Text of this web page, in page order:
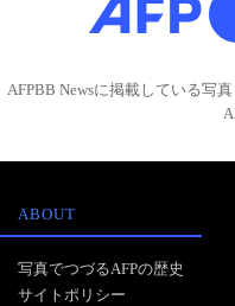
AFPBB Newsに掲載している写
ABOUT
写真でつづるAFPの歴史
サイトポリシー